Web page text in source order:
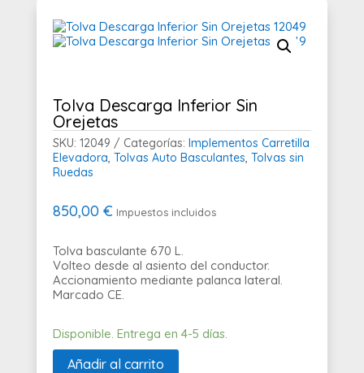
Tolva Descarga Inferior Sin
Orejetas
SKU: 12049 Categorías: Implementos Carretilla
Elevadora, Tolvas Auto Basculantes, Tolvas sin
Ruedas
850,00 € Impuestos incluidos
Tolva basculante 670 L.
Volteo desde al asiento del conductor.
Accionamiento mediante palanca lateral.
Marcado CE.
Disponible. Entrega en 4-5 días.
Añadir al carrito